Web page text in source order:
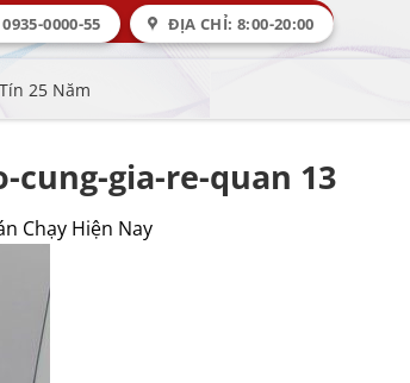
0935-0000-55 ĐỊA CHỈ: 8:00-20:00
25 Năm
gia-re-quan 13
Chạy Hiện Nay